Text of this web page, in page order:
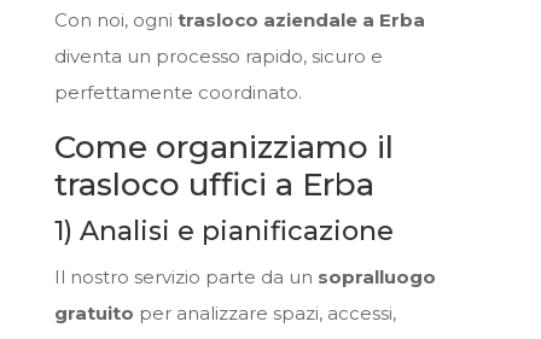
Con noi, ogni trasloco aziendale a Erba
diventa un processo rapido, sicuro e
perfettamente coordinato.
Come organizziamo il
trasloco uffici a Erba
1) Analisi e pianificazione
Il nostro servizio parte da un sopralluogo
gratuito per analizzare spazi, accessi,